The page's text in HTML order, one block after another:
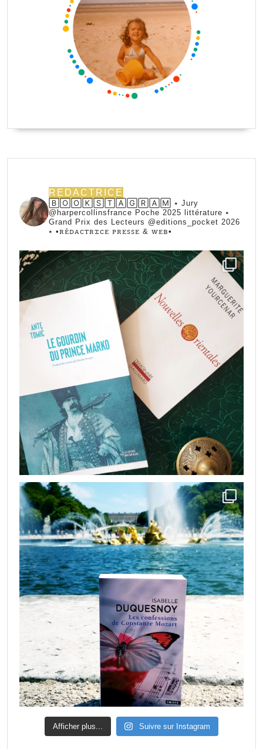
REDACTRICE
🄱🄾🄾🄺🅂🅃🄰🄶🅁🄰🄼 ⭑ Jury
@harpercollinsfrance Poche 2025 littérature ⭑
Grand Prix des Lecteurs @editions_pocket 2026
⭑ •ꭱꭼ́ꭰꭺꮯꭲꭱꮖꮯꭼ ꮲꭱꭼꮪꮪꭼ & ꮃꭼᏼ•
Afficher plus... Suivre sur Instagram